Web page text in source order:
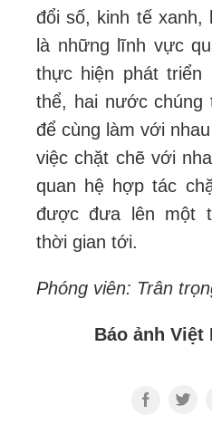
đổi số, kinh tế xanh,
là những lĩnh vực
thực hiện phát triển
thể, hai nước chúng
để cùng làm với
việc chặt chẽ với
quan hệ hợp tác
được đưa lên một
thời gian tới.
Phóng viên: Trân
Báo ảnh Việt